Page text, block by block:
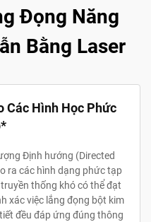
Đọng Năng
Bằng Laser
Các Hình Học Phức
Định hướng (Directed
ra các hình dạng phức tạp
thống khó có thể đạt
xác việc lắng đọng bột kim
đều đáp ứng đúng thông